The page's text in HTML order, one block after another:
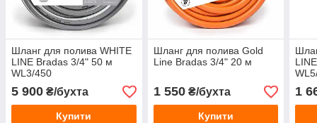
Шланг для полива WHITE
LINE Bradas 3/4" 50 м
WL3/450
5 900 ₴/бухта
Купити
Шланг для полива Gold
Line Bradas 3/4" 20 м
1 550₴/бухта
Купити
1